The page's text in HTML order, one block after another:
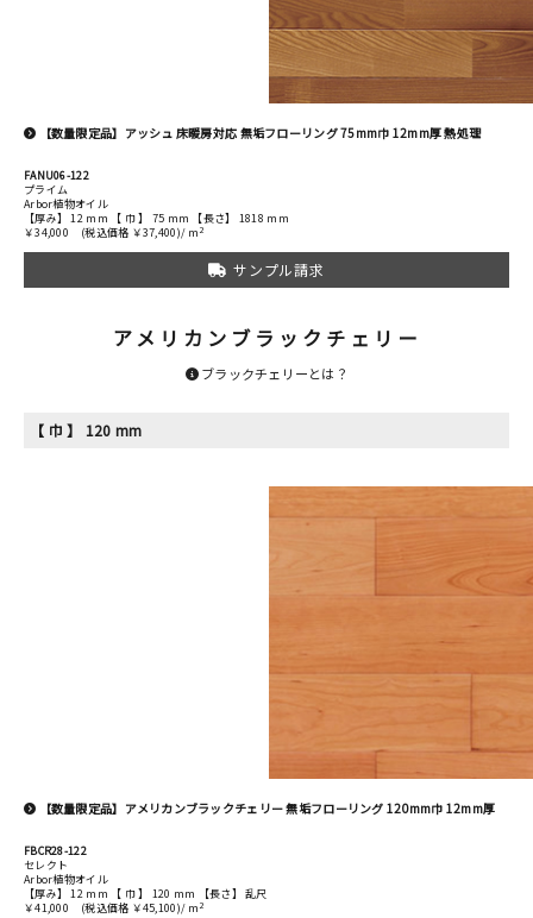
【数量限定品】アッシュ 床暖房対応 無垢フローリング 75mm巾 12mm厚 熱処理
FANU06-122
プライム
Arbor植物オイル
【厚み】 12 mm 【 巾 】 75 mm 【長さ】 1818 mm
￥34,000
(税込価格 ￥37,400)/ m 2
サンプル請求
アメリカンブラックチェリー
ブラックチェリーとは？
【 巾 】 120 mm
【数量限定品】アメリカンブラックチェリー 無垢フローリング 120mm巾 12mm厚
FBCR28-122
セレクト
Arbor植物オイル
【厚み】 12 mm 【 巾 】 120 mm 【長さ】 乱尺
￥41,000
(税込価格 ￥45,100)/ m 2